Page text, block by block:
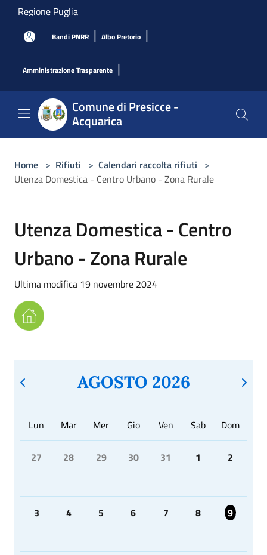
Salta al contenuto principale
Regione Puglia
Bandi PNRR | Albo Pretorio |
Amministrazione Trasparente |
Comune di Presicce -
Acquarica
Home > Rifiuti > Calendari raccolta rifiuti >
Utenza Domestica - Centro Urbano - Zona Rurale
Utenza Domestica - Centro
Urbano - Zona Rurale
Ultima modifica 19 novembre 2024
AGOSTO 2026
Lun Mar Mer Gio Ven Sab Dom
27 28 29 30 31 1 2
3 4 5 6 7 8 9